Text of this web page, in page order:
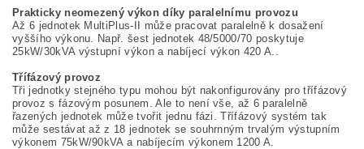
Prakticky neomezený výkon díky paralelnímu provozu
Až 6 jednotek MultiPlus-II může pracovat paralelně k dosažení
vyššího výkonu. Např. šest jednotek 48/5000/70 poskytuje
25kW/30kVA výstupní výkon a nabíjecí výkon 420 A..
Třífázový provoz
Tři jednotky stejného typu mohou být nakonfigurovány pro třífázový
provoz s fázovým posunem. Ale to není vše, až 6 paralelně
řazených jednotek může tvořit jednu fázi. Třífázový systém tak
může sestávat až z 18 jednotek se souhrnným trvalým výstupním
výkonem 75kW/90kVA a nabíjecím výkonem 1200 A.